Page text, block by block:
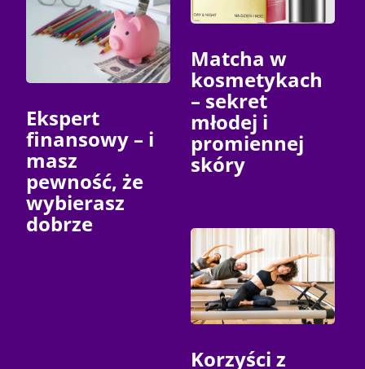
Ekspert
finansowy – i
masz
pewność, że
wybierasz
dobrze
Matcha w
kosmetykach
– sekret
młodej i
promiennej
skóry
Korzyści z